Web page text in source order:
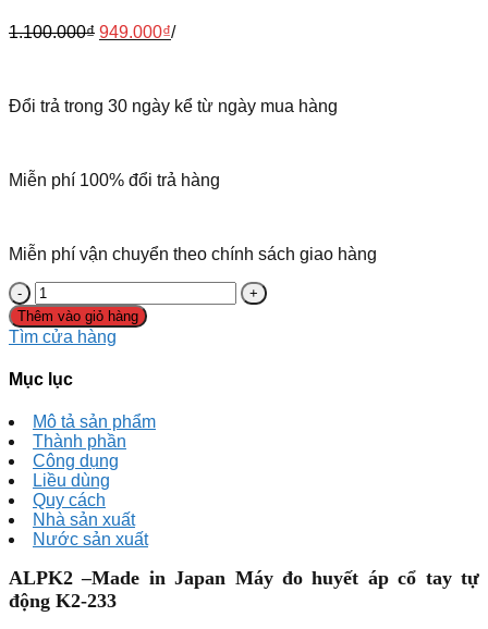
1.100.000₫ 949.000₫/
Đổi trả trong 30 ngày kể từ ngày mua hàng
Miễn phí 100% đổi trả hàng
Miễn phí vận chuyển theo chính sách giao hàng
Thêm vào giỏ hàng
Tìm cửa hàng
Mục lục
Mô tả sản phẩm
Thành phần
Công dụng
Liều dùng
Quy cách
Nhà sản xuất
Nước sản xuất
ALPK2 –Made in Japan Máy đo huyết áp cổ tay tự
động K2-233